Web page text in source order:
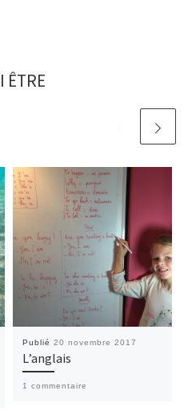
ÊTRE
Publié 20 novembre 2017
L’anglais
1 commentaire